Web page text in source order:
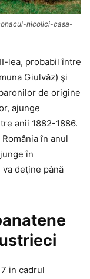
nicolici-casa-
lea, probabil între
Giulvăz) şi
de origine
ajunge
anii 1882-1886.
în anul
în
deţine până
in cadrul